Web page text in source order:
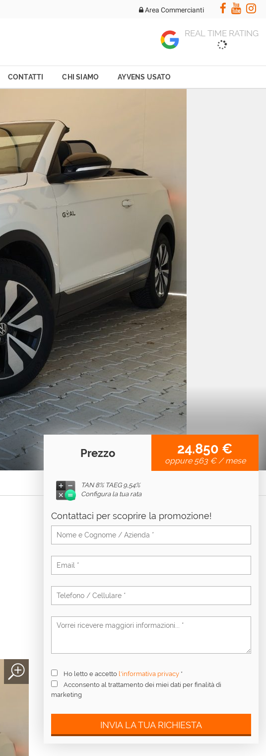
Area Commercianti
REAL TIME RATING
CONTATTI CHI SIAMO AYVENS USATO
Prezzo 24.850 €
oppure 563 €/ mese
TAN 8% TAEG 9,54%
Configura la tua rata
Contattaci per scoprire la promozione!
Ho letto e accetto l'informativa privacy *
Acconsento al trattamento dei miei dati per finalità di
marketing
INVIA LA TUA RICHIESTA